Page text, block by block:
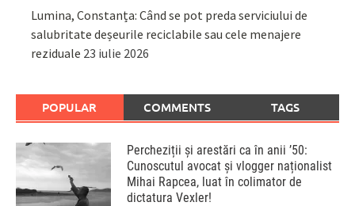
Lumina, Constanța: Când se pot preda serviciului de
salubritate deșeurile reciclabile sau cele menajere
reziduale 23 iulie 2026
POPULAR COMMENTS TAGS
Percheziții și arestări ca în anii ’50:
Cunoscutul avocat și vlogger naționalist
Mihai Rapcea, luat în colimator de
dictatura Vexler!